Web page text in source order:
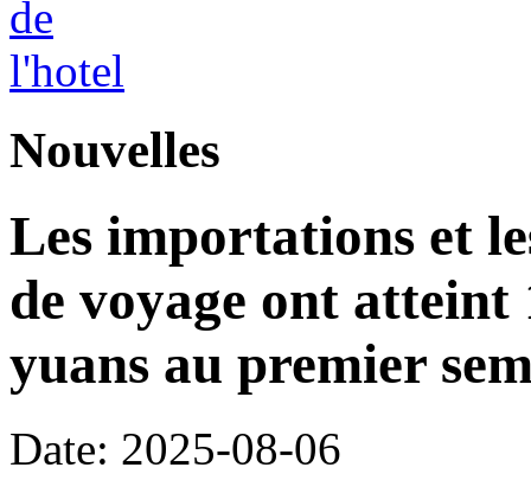
Nouvelles
Les importations et
de voyage ont
yuans au premier
Date: 2025-08-06